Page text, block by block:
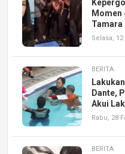
Momen
Tamara
Selasa,
BERITA
Dante,
Akui
Rabu, 28
BERITA